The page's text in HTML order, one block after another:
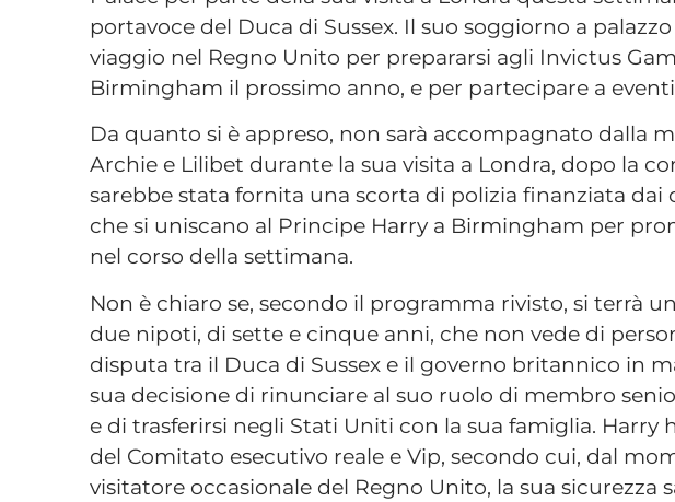
portavoce del Duca di Sussex. Il suo soggiorno a
viaggio nel Regno Unito per prepararsi agli Invictus
Birmingham il prossimo anno, e per partecipare a
Da quanto si è appreso, non sarà accompagnato dalla
Archie e Lilibet durante la sua visita a Londra, dopo la
sarebbe stata fornita una scorta di polizia finanziata
che si uniscano al Principe Harry a Birmingham per
nel corso della settimana.
Non è chiaro se, secondo il programma rivisto, si terrà
due nipoti, di sette e cinque anni, che non vede di
disputa tra il Duca di Sussex e il governo britannico in
sua decisione di rinunciare al suo ruolo di membro
e di trasferirsi negli Stati Uniti con la sua famiglia. Harry
del Comitato esecutivo reale e Vip, secondo cui, dal
visitatore occasionale del Regno Unito, la sua sicurezza